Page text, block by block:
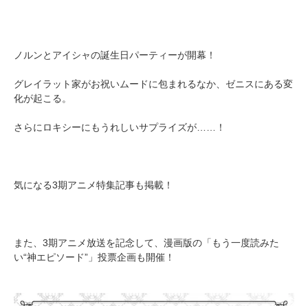
ノルンとアイシャの誕生日パーティーが開幕！
グレイラット家がお祝いムードに包まれるなか、ゼニスにある変
化が起こる。
さらにロキシーにもうれしいサプライズが……！
気になる3期アニメ特集記事も掲載！
また、3期アニメ放送を記念して、漫画版の「もう一度読みた
い“神エピソード”」投票企画も開催！